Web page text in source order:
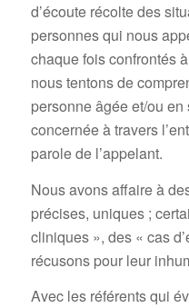
d’écoute récolte des
personnes qui nous
chaque fois confrontés
nous tentons de
personne âgée et/ou
concernée à travers
parole de l’appelant.
Nous avons affaire à
précises, uniques ;
cliniques », des « cas
récusons pour leur
Avec les référents qui